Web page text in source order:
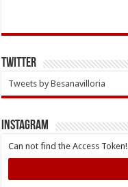
Twitter
Tweets by Besanavilloria
INSTAGRAM
Can not find the Access Token!